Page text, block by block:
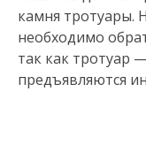
камня тротуары.
необходимо
так как тротуар
предъявляются